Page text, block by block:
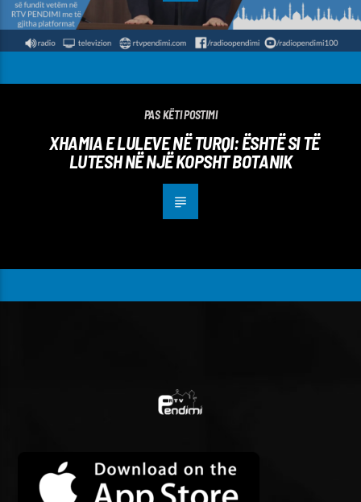
PAS KËTI POSTIMI
XHAMIA E LULEVE NË TURQI: ËSHTË SI TË
LUTESH NË NJË KOPSHT BOTANIK